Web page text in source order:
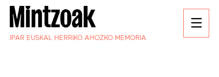
IPAR EUSKAL HERRIKO AHOZKO MEMORIA